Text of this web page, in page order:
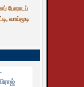
போராடப்
வாய்மூடி